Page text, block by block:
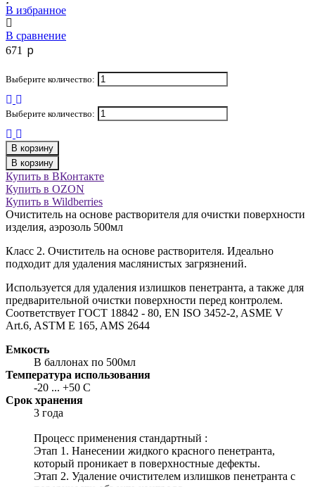
В избранное
В сравнение
671 p
Выберите количество:
Выберите количество:
В корзину
В корзину
Купить в ВКонтакте
Купить в OZON
Купить в Wildberries
Очиститель на основе растворителя для очистки поверхности
изделия, аэрозоль 500мл
Класс 2. Очиститель на основе растворителя. Идеально
подходит для удаления маслянистых загрязнений.
Используется для удаления излишков пенетранта, а также для
предварительной очистки поверхности перед контролем.
Соответствует ГОСТ 18842 - 80, EN ISO 3452-2, ASME V
Art.6, ASTM E 165, AMS 2644
Емкость
В баллонах по 500мл
Температура использования
-20 ... +50 С
Срок хранения
3 года
Процесс применения стандартный :
Этап 1. Нанесении жидкого красного пенетранта,
который проникает в поверхностные дефекты.
Этап 2. Удаление очистителем излишков пенетранта с